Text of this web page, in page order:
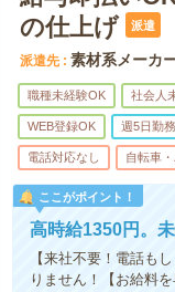
の仕上げ
派遣
派遣先 素材系メーカ
職種未経験OK 社会人
WEB登録OK 週5日勤務
電話対応なし 自転車
ここがポイント！
高時給1350円。
【来社不要！電話も
りません！【お給料